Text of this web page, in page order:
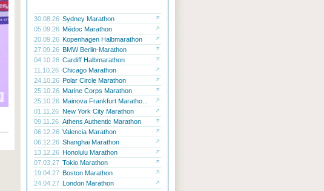
30.08.26 Sydney Marathon
05.09.26 Médoc Marathon
20.09.26 Kopenhagen Halbmarathon
27.09.26 BMW Berlin-Marathon
04.10.26 Cardiff Halbmarathon
11.10.26 Chicago Marathon
24.10.26 Polar Circle Marathon
25.10.26 Marine Corps Marathon
25.10.26 Mainova Frankfurt Maratho...
01.11.26 New York City Marathon
09.11.26 Athens Authentic Marathon
06.12.26 Valencia Marathon
06.12.26 Shanghai Marathon
13.12.26 Honolulu Marathon
07.03.27 Tokio Marathon
19.04.27 Boston Marathon
24.04.27 London Marathon